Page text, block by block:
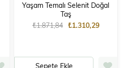
Yaşam Temalı Selenit Doğal
Taş
₺1.310,29
₺1.871,84
Sepete Ekle